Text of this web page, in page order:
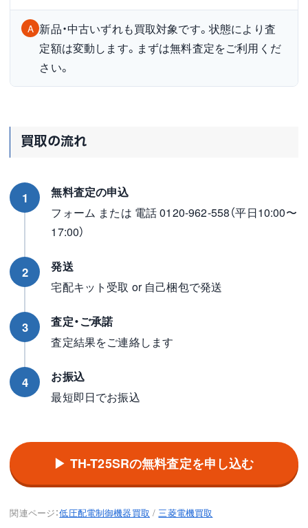
A 新品・中古いずれも買取対象です。状態により査
定額は変動します。まずは無料査定をご利用くだ
さい。
買取の流れ
1
無料査定の申込
フォーム または 電話 0120-962-558（平日10:00〜
17:00）
2
発送
宅配キット受取 or 自己梱包で発送
3
査定・ご承諾
査定結果をご連絡します
4
お振込
最短即日でお振込
▶ TH-T25SRの無料査定を申し込む
関連ページ：低圧配電制御機器買取 / 三菱電機買取